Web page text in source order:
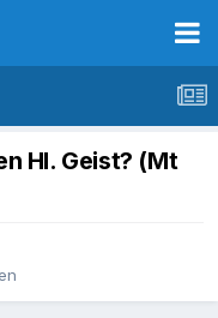
Hl. Geist? (Mt